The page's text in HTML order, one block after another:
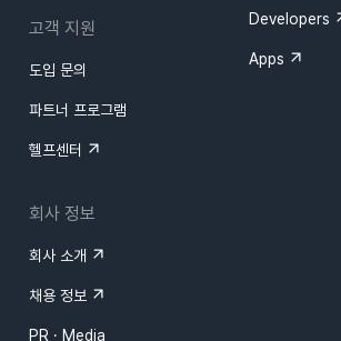
고객 지원
도입 문의
파트너 프로그램
헬프센터
회사 정보
회사 소개
채용 정보
PR · Media
Developers
Apps